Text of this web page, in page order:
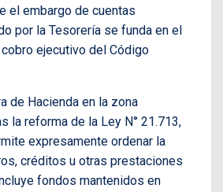
el embargo de cuentas
por la Tesorería se funda en el
ejecutivo del Código
de Hacienda en la zona
la reforma de la Ley N° 21.713,
expresamente ordenar la
créditos u otras prestaciones
fondos mantenidos en